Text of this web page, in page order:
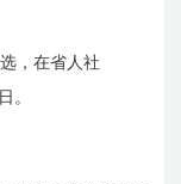
，在省人社
。